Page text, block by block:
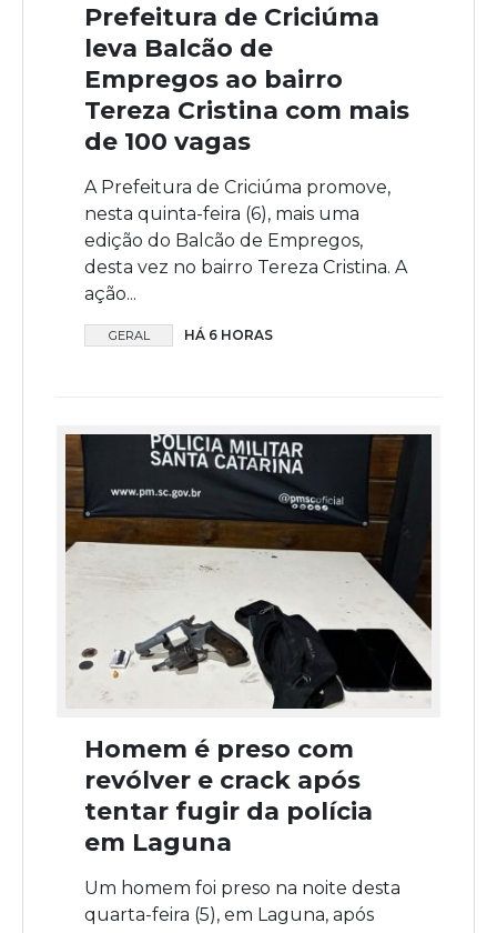
Prefeitura de Criciúma
leva Balcão de
Empregos ao bairro
Tereza Cristina com mais
de 100 vagas
A Prefeitura de Criciúma promove,
nesta quinta-feira (6), mais uma
edição do Balcão de Empregos,
desta vez no bairro Tereza Cristina. A
ação...
GERAL HÁ 6 HORAS
Homem é preso com
revólver e crack após
tentar fugir da polícia
em Laguna
Um homem foi preso na noite desta
quarta-feira (5), em Laguna, após